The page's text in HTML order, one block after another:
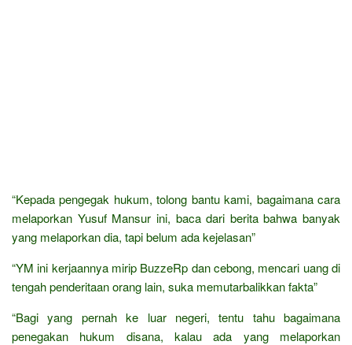
“Kepada pengegak hukum, tolong bantu kami, bagaimana cara
melaporkan Yusuf Mansur ini, baca dari berita bahwa banyak
yang melaporkan dia, tapi belum ada kejelasan”
“YM ini kerjaannya mirip BuzzeRp dan cebong, mencari uang di
tengah penderitaan orang lain, suka memutarbalikkan fakta”
“Bagi yang pernah ke luar negeri, tentu tahu bagaimana
penegakan hukum disana, kalau ada yang melaporkan